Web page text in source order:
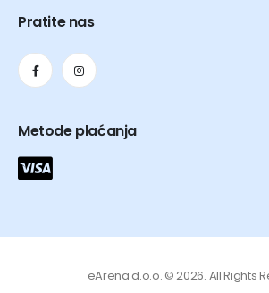
Pratite nas
Metode plaćanja
eArena d.o.o. © 2026. All Rights